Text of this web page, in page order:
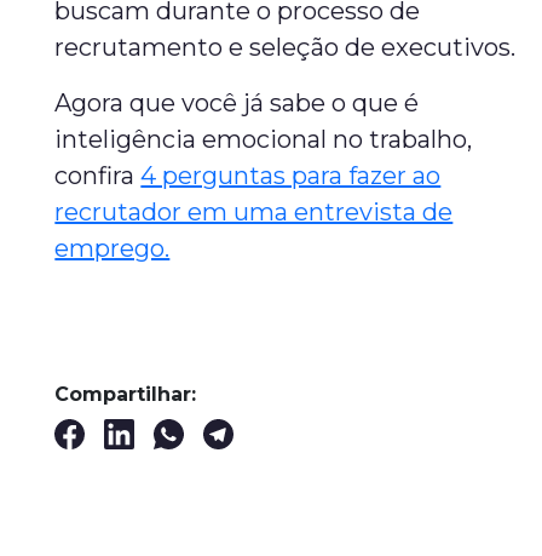
buscam durante o processo de
recrutamento e seleção de executivos.
Agora que você já sabe o que é
inteligência emocional no trabalho,
confira4 perguntas para fazer ao
recrutador em uma entrevista de
emprego.
Compartilhar: